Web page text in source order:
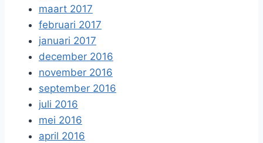
maart 2017
februari 2017
januari 2017
december 2016
november 2016
september 2016
juli 2016
mei 2016
april 2016